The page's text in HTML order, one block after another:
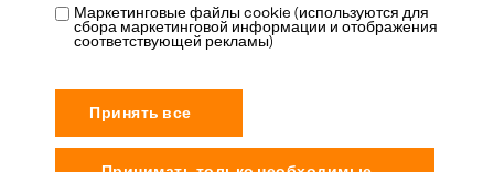
Маркетинговые файлы cookie (используются для
сбора маркетинговой информации и отображения
соответствующей рекламы)